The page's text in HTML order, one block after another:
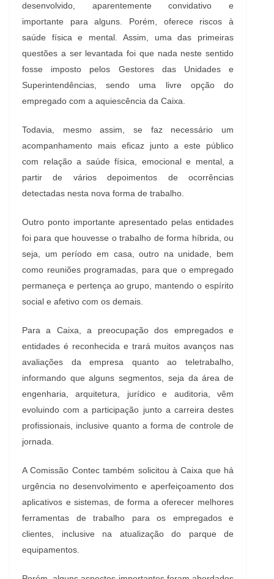
desenvolvido, aparentemente convidativo e
importante para alguns. Porém, oferece riscos à
saúde física e mental. Assim, uma das primeiras
questões a ser levantada foi que nada neste sentido
fosse imposto pelos Gestores das Unidades e
Superintendências, sendo uma livre opção do
empregado com a aquiescência da Caixa.
Todavia, mesmo assim, se faz necessário um
acompanhamento mais eficaz junto a este público
com relação a saúde física, emocional e mental, a
partir de vários depoimentos de ocorrências
detectadas nesta nova forma de trabalho.
Outro ponto importante apresentado pelas entidades
foi para que houvesse o trabalho de forma híbrida, ou
seja, um período em casa, outro na unidade, bem
como reuniões programadas, para que o empregado
permaneça e pertença ao grupo, mantendo o espírito
social e afetivo com os demais.
Para a Caixa, a preocupação dos empregados e
entidades é reconhecida e trará muitos avanços nas
avaliações da empresa quanto ao teletrabalho,
informando que alguns segmentos, seja da área de
engenharia, arquitetura, jurídico e auditoria, vêm
evoluindo com a participação junto a carreira destes
profissionais, inclusive quanto a forma de controle de
jornada.
A Comissão Contec também solicitou à Caixa que há
urgência no desenvolvimento e aperfeiçoamento dos
aplicativos e sistemas, de forma a oferecer melhores
ferramentas de trabalho para os empregados e
clientes, inclusive na atualização do parque de
equipamentos.